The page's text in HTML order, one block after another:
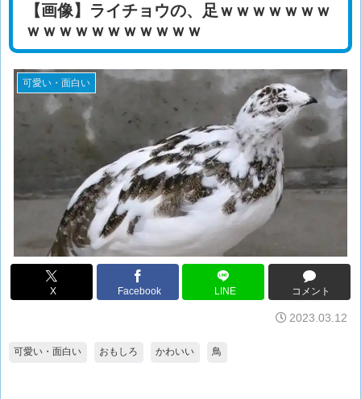
【画像】ライチョウの、足ｗｗｗｗｗｗｗ
ｗｗｗｗｗｗｗｗｗｗｗ
可愛い・面白い
X Facebook LINE コメント
2023.03.12
可愛い・面白い おもしろ かわいい 鳥